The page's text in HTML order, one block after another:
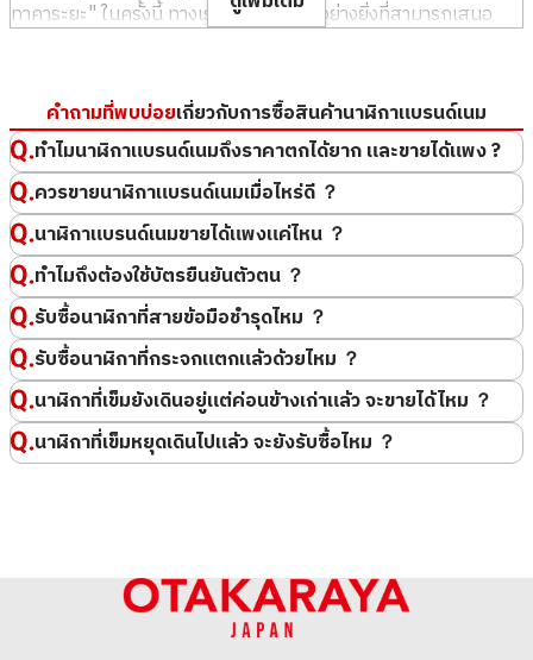
รายละเอียด แทบไม่ได้ใช้งาน
รายละเอียด แทบไม่ได้ใช้งาน
รับซื้อเมื่อ : มีนาคม 2026
ROLEX Submariner
116610LN
ยี่ห้อ
rolex
glor
รับซื้อเมื่อ : มีนาคม 2026
ROLEX Daydate 218235
ยี่ห้อ
rolex
สภาพสินค้า S
ทาคาระยะ" ในครั้งนี้ ทางเรารู้สึกยินดีเป็นอย่างยิ่งที่สามารถเสนอ
ของชิ้นพิเศษที่ช่วยสะท้อนเอกลักษณ์และสถานะของผู้สวมใส่ ผ่าน
ความงดงามของดีไซน์อันประณีตและกลไกที่ซับซ้อน มูลค่าของ
นาฬิกาไม่ได้ขึ้นอยู่กับน้ำหนักของวัสดุหรือราคาตลาดเพียงอย่างเดียว
แต่ยังรวมไปถึงชื่อเสียงของแบรนด์ ความหายากของรุ่น และ
ประสิทธิภาพของกลไกการทำงานด้วย เราเข้าใจอย่างถ่องแท้ถึง
คุณค่าอันเป็นเอกลักษณ์เฉพาะตัวในนาฬิกาข้อมือของคุณ โดยคอย
ติดตามราคาตลาดที่ผันผวนในทุกๆ วันแบบเรียลไทม์ เพื่อมุ่งมั่นมอบ
ราคารับซื้อที่สูงและคุ้มค่าไม่เป็นรองใครให้คุณ
บริการประเมินราคารับซื้อนาฬิกาแบรนด์เนมโดยโอทาคาระยะ
งานอดิเรก
sauna, hot springs
คติประจำใจ
No success without a dream.
แบรนด์ที่ชอบ
โรเล็กซ์
ตัวอย่างรายการรับซื้อในอดีต
นาฬิกาไฮเอนด์โดยทั่วไป
ที่โอทาคาระยะ เราประเมินนาฬิกาหลายพันเรือนในแต่ละวัน และใน
ประเทศช่วยให้เราสามารถรับซื้อสินค้าในราคาสูงกว่าปกติได้ เรา
มั่นใจว่าจะสามารถสร้างความพึงพอใจให้แก่ลูกค้าได้อย่างแน่นอน
จึงอยากขอเชิญทุกท่านมาใช้บริการของโอทาคาระยะ
คำถามที่พบบ่อยเกี่ยวกับการซื้อสินค้านาฬิกาแบรนด์เนม
ทำไมนาฬิกาแบรนด์เนมถึงราคาตกได้ยาก และขายได้แพง ?
ควรขายนาฬิกาแบรนด์เนมเมื่อไหร่ดี ？
นาฬิกาแบรนด์เนมขายได้แพงแค่ไหน ？
ทำไมถึงต้องใช้บัตรยืนยันตัวตน ？
รับซื้อนาฬิกาที่สายข้อมือชำรุดไหม ？
รับซื้อนาฬิกาที่กระจกแตกแล้วด้วยไหม ？
นาฬิกาที่เข็มยังเดินอยู่แต่ค่อนข้างเก่าแล้ว จะขายได้ไหม ？
นาฬิกาที่เข็มหยุดเดินไปแล้ว จะยังรับซื้อไหม ？